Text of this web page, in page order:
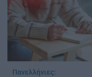
Πανελλήνιες: